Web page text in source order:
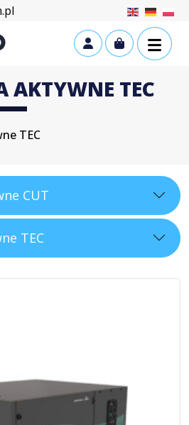
Account
Cart
AKTYWNE TEC
TEC
CUT
TEC